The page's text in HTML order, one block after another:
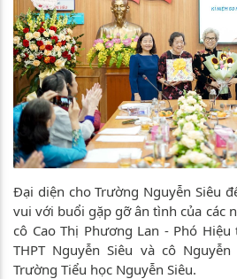
Đại diện cho Trường Nguyễn Siêu
vui với buổi gặp gỡ ân tình của các
cô Cao Thị Phương Lan - Phó Hiệu
THPT Nguyễn Siêu và cô
Trường Tiểu học Nguyễn Siêu.